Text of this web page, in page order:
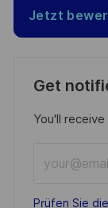
Jetzt
Get
You'll
Email
address
Required
Prüfen Sie